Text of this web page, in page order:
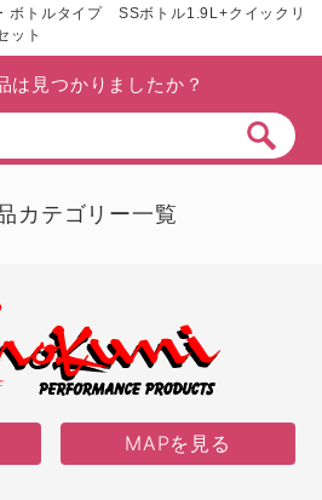
ボトルタイプ SSボトル1.9L+クイックリ
ット
は見つかりましたか？
カテゴリー一覧
MAPを見る